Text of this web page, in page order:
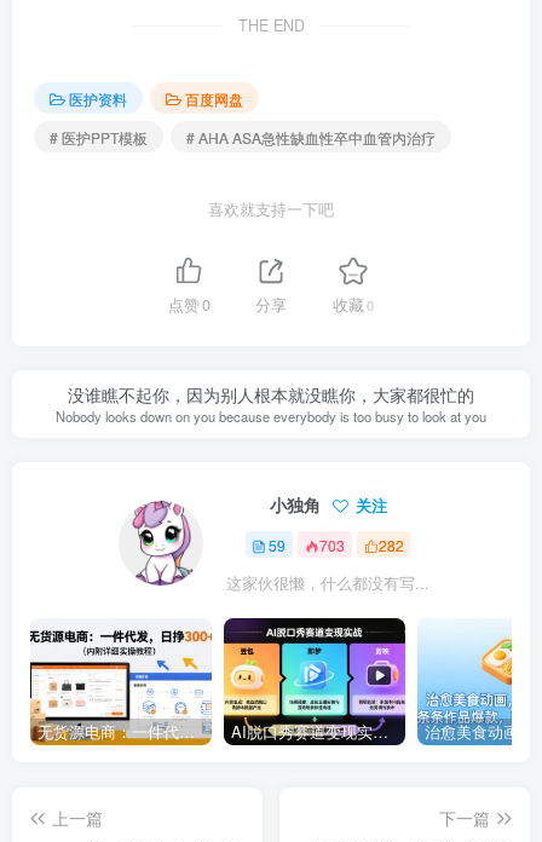
THE END
医护资料
百度网盘
# 医护PPT模板
# AHA ASA急性缺血性卒中血管内治疗
喜欢就支持一下吧
点赞0 分享 收藏0
没谁瞧不起你，因为别人根本就没瞧你，大家都很忙的
Nobody looks down on you because everybody is too busy to look at you
小独角 关注
59 703 282
这家伙很懒，什么都没有写...
无货源电商：一件代发，日挣300+（内附详细实操教程） AI脱口秀赛道变现实战：豆包+即梦+剪映三个工具，把高互动内容做成批量复制流水线
上一篇
下一篇